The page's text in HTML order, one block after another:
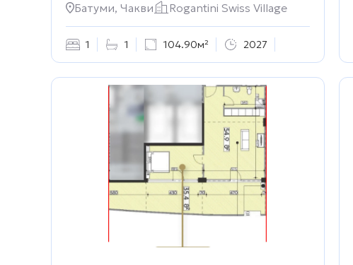
Батуми, Чакви Rogantini Swiss Village
1 1 104.90м² 2027